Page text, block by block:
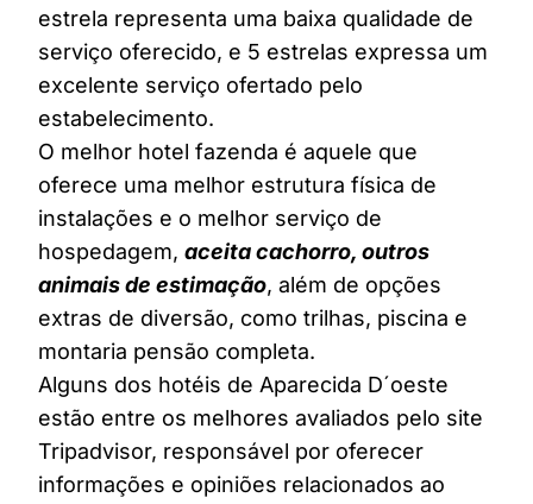
estrela representa uma baixa qualidade de
serviço oferecido, e 5 estrelas expressa um
excelente serviço ofertado pelo
estabelecimento.
O melhor hotel fazenda é aquele que
oferece uma melhor estrutura física de
instalações e o melhor serviço de
hospedagem, aceita cachorro, outros
animais de estimação, além de opções
extras de diversão, como trilhas, piscina e
montaria pensão completa.
Alguns dos hotéis de Aparecida D´oeste
estão entre os melhores avaliados pelo site
Tripadvisor, responsável por oferecer
informações e opiniões relacionados ao